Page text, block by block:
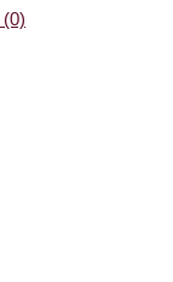
(0)